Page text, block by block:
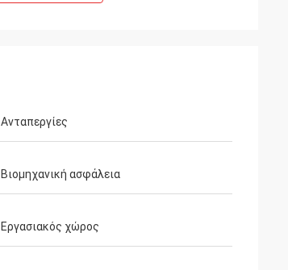
Ανταπεργίες
Βιομηχανική ασφάλεια
Εργασιακός χώρος